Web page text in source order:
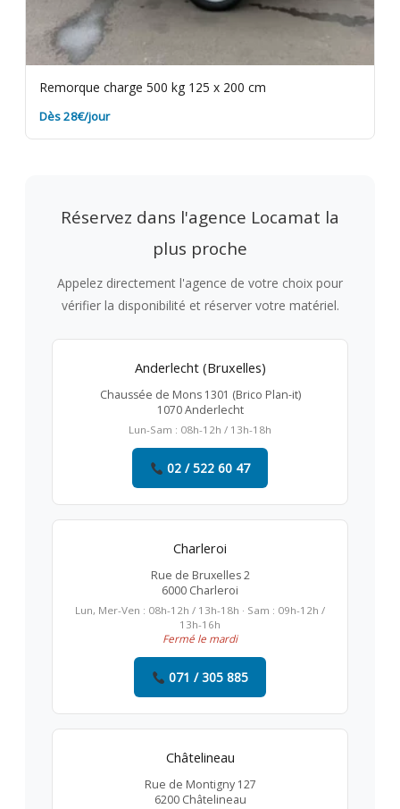
Remorque charge 500 kg 125 x 200 cm
Dès 28€/jour
Réservez dans l'agence Locamat la
plus proche
Appelez directement l'agence de votre choix pour
vérifier la disponibilité et réserver votre matériel.
Anderlecht (Bruxelles)
Chaussée de Mons 1301 (Brico Plan-it)
1070 Anderlecht
Lun-Sam : 08h-12h / 13h-18h
02 / 522 60 47
Charleroi
Rue de Bruxelles 2
6000 Charleroi
Lun, Mer-Ven : 08h-12h / 13h-18h · Sam : 09h-12h /
13h-16h
Fermé le mardi
071 / 305 885
Châtelineau
Rue de Montigny 127
6200 Châtelineau